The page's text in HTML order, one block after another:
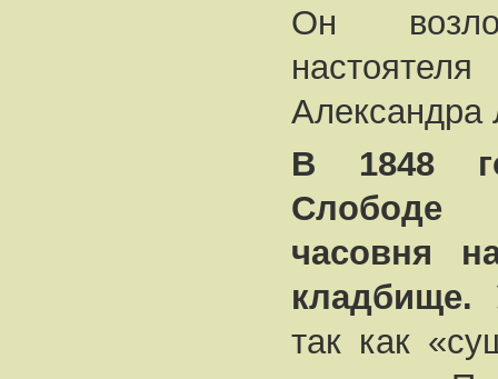
Он
Александра
В 1848
Слободе
часовня
кладбище.
так как